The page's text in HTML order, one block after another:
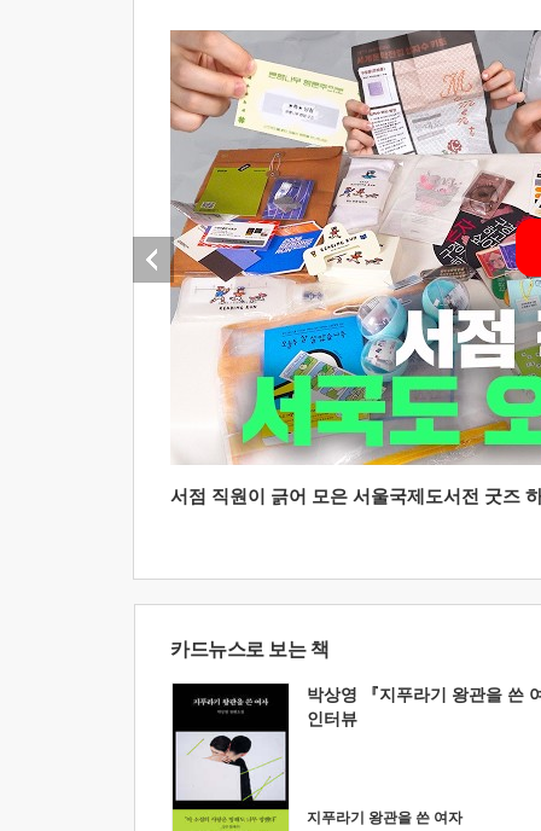
서점 직원이 긁어 모은 서울국제도서전 굿즈
카드뉴스로 보는 책
박상영 『지푸라기 왕관을 쓴
인터뷰
지푸라기 왕관을 쓴 여자